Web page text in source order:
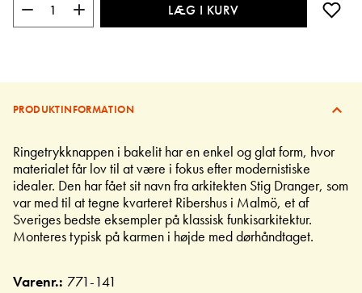
LÆG I KURV
PRODUKTINFORMATION
Ringetrykknappen i bakelit har en enkel og glat form, hvor
materialet får lov til at være i fokus efter modernistiske
idealer. Den har fået sit navn fra arkitekten Stig Dranger, som
var med til at tegne kvarteret Ribershus i Malmö, et af
Sveriges bedste eksempler på klassisk funkisarkitektur.
Monteres typisk på karmen i højde med dørhåndtaget.
Varenr.: 771-141